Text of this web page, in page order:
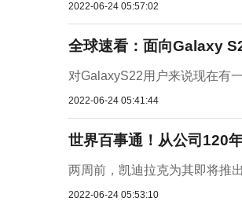
2022-06-24 05:57:02
全球速看：面向Galaxy
对GalaxyS22用户来说现在有
2022-06-24 05:41:44
世界百事通！从公司120
两周前，凯迪拉克为其即将推
2022-06-24 05:53:10